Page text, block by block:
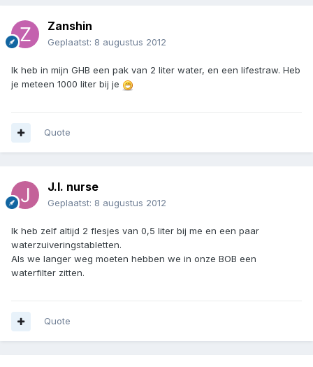
Zanshin
Geplaatst: 8 augustus 2012
Ik heb in mijn GHB een pak van 2 liter water, en een lifestraw. Heb
je meteen 1000 liter bij je
Quote
J.I. nurse
Geplaatst: 8 augustus 2012
Ik heb zelf altijd 2 flesjes van 0,5 liter bij me en een paar
waterzuiveringstabletten.
Als we langer weg moeten hebben we in onze BOB een
waterfilter zitten.
Quote